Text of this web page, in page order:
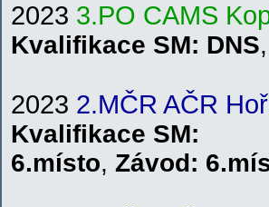
2023 3.PO CAMS
Kvalifikace SM: DNS,
2023 2.MČR AČR
Kvalifikace SM:
6.místo, Závod: